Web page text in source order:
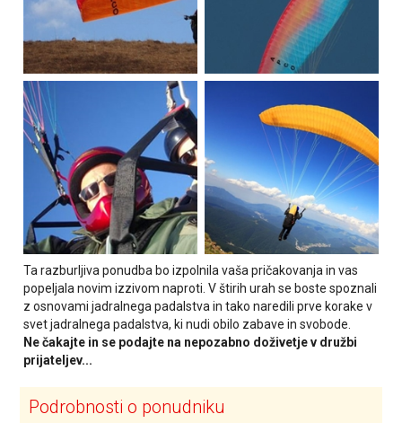
Ta razburljiva ponudba bo izpolnila vaša pričakovanja in vas
popeljala novim izzivom naproti. V štirih urah se boste spoznali
z osnovami jadralnega padalstva in tako naredili prve korake v
svet jadralnega padalstva, ki nudi obilo zabave in svobode.
Ne čakajte in se podajte na nepozabno doživetje v družbi
prijateljev...
Podrobnosti o ponudniku